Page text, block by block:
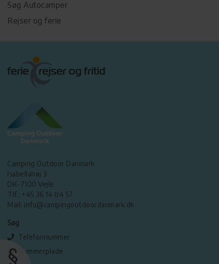
Søg Autocamper
Rejser og ferie
Camping Outdoor Danmark
Isabellahøj 3
DK-7100 Vejle
Tlf.: +45 36 14 04 57
Mail: info@campingoutdoordanmark.dk
Søg
Telefonnummer
Nummerplade